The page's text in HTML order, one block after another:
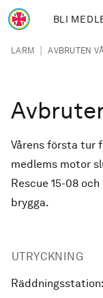
Hoppa till
BLI
Länkstig
LARM | AVBRUTEN
Vårens första tur
medlems motor
Rescue 15-08
brygga.
UTRYCKNING
Räddningsstation: